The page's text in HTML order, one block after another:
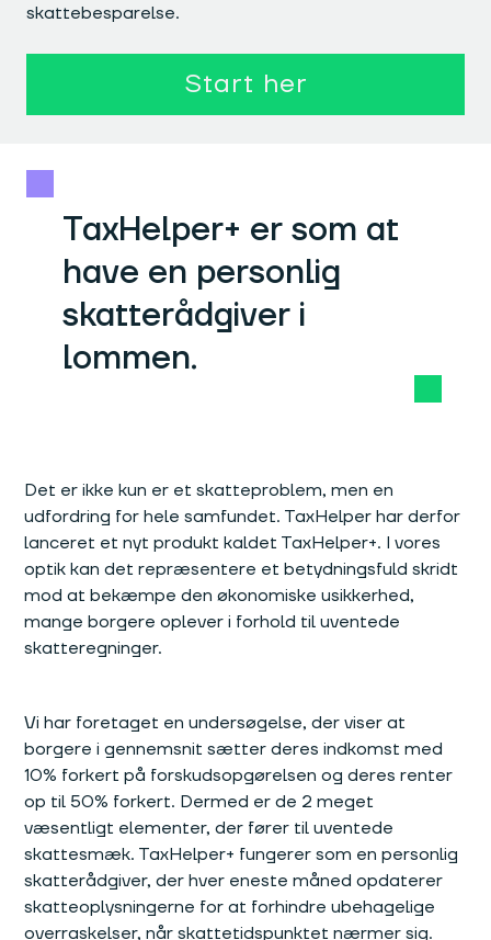
skattebesparelse.
Start her
TaxHelper+ er som at
have en personlig
skatterådgiver i
lommen.
Det er ikke kun er et skatteproblem, men en
udfordring for hele samfundet. TaxHelper har derfor
lanceret et nyt produkt kaldet TaxHelper+. I vores
optik kan det repræsentere et betydningsfuld skridt
mod at bekæmpe den økonomiske usikkerhed,
mange borgere oplever i forhold til uventede
skatteregninger.
Vi har foretaget en undersøgelse, der viser at
borgere i gennemsnit sætter deres indkomst med
10% forkert på forskudsopgørelsen og deres renter
op til 50% forkert. Dermed er de 2 meget
væsentligt elementer, der fører til uventede
skattesmæk. TaxHelper+ fungerer som en personlig
skatterådgiver, der hver eneste måned opdaterer
skatteoplysningerne for at forhindre ubehagelige
overraskelser, når skattetidspunktet nærmer sig.